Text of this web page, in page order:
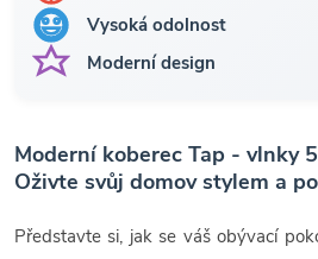
Vysoká odolnost
Moderní design
Moderní koberec Tap - vlnky
Oživte svůj domov stylem a
Představte si, jak se váš obývací